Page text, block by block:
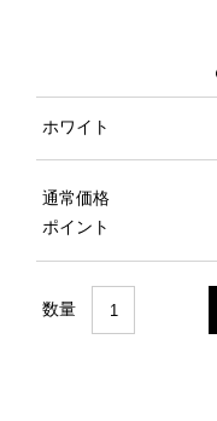
ホワイト
通常価格
ポイント
数量